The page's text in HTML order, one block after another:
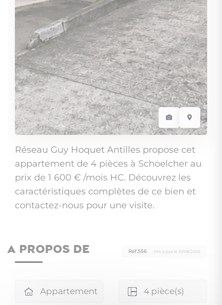
Réseau Guy Hoquet Antilles propose cet
appartement de 4 pièces à Schoelcher au
prix de 1 600 € /mois HC. Découvrez les
caractéristiques complètes de ce bien et
contactez-nous pour une visite.
A PROPOS DE Ref.556 · Mis à jour le 10/08/2026
Appartement 4 pièce(s)